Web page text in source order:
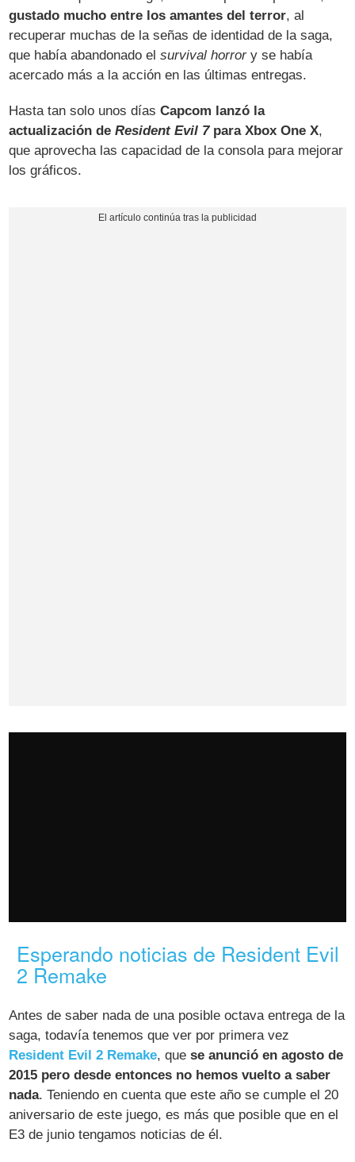
gustado mucho entre los amantes del terror, al
recuperar muchas de la señas de identidad de la saga,
que había abandonado elsurvival horrory se había
acercado más a la acción en las últimas entregas.
Hasta tan solo unos díasCapcom lanzó la
actualización deResident Evil 7para Xbox One X,
que aprovecha las capacidad de la consola para mejorar
los gráficos.
Esperando noticias de Resident Evil
2 Remake
Antes de saber nada de una posible octava entrega de la
saga, todavía tenemos que ver por primera vez
Resident Evil 2 Remake, quese anunció en agosto de
2015 pero desde entonces no hemos vuelto a saber
nada. Teniendo en cuenta que este año se cumple el 20
aniversario de este juego, es más que posible que en el
E3 de junio tengamos noticias de él.